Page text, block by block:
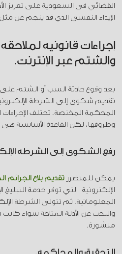
القضائي في السعودية على تعزيز
الإيذاء النفسي الذي قد ينجم عن مثل
إجراءات قانونية
والشتم عبر الإنترنت.
بعد وقوع حادثة السب أو الشتم على
تقديم شكوى إلى الشرطة
المحكمة المختصة. تختلف
وظروفها، لكن القاعدة الأساسية هي
رفع الشكوى إلى الشرطة
يمكن للمتضررتقديم بلاغ الجرائم
الإلكترونية التي توفر خدمة التبليغ
المعلوماتية. ثم تتولى الشرطة
والبحث عن الأدلة المتاحة سواء
منشورة.
التحقيق والمحاكمة.